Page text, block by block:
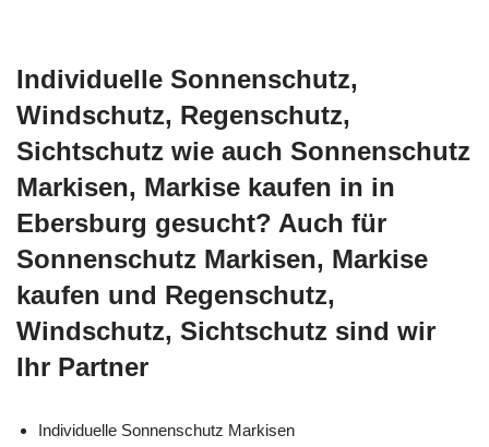
Individuelle Sonnenschutz,
Windschutz, Regenschutz,
Sichtschutz wie auch Sonnenschutz
Markisen, Markise kaufen in in
Ebersburg gesucht? Auch für
Sonnenschutz Markisen, Markise
kaufen und Regenschutz,
Windschutz, Sichtschutz sind wir
Ihr Partner
Individuelle Sonnenschutz Markisen